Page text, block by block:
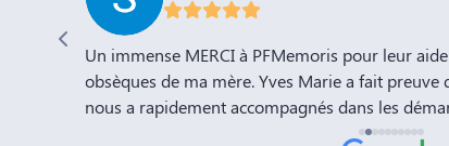
Un immense MERCI à PFMemoris pour leur
obsèques de ma mère. Yves Marie a fait
nous a rapidement accompagnés dans les
l'organisation de la cérémonie d'adieu. Nous